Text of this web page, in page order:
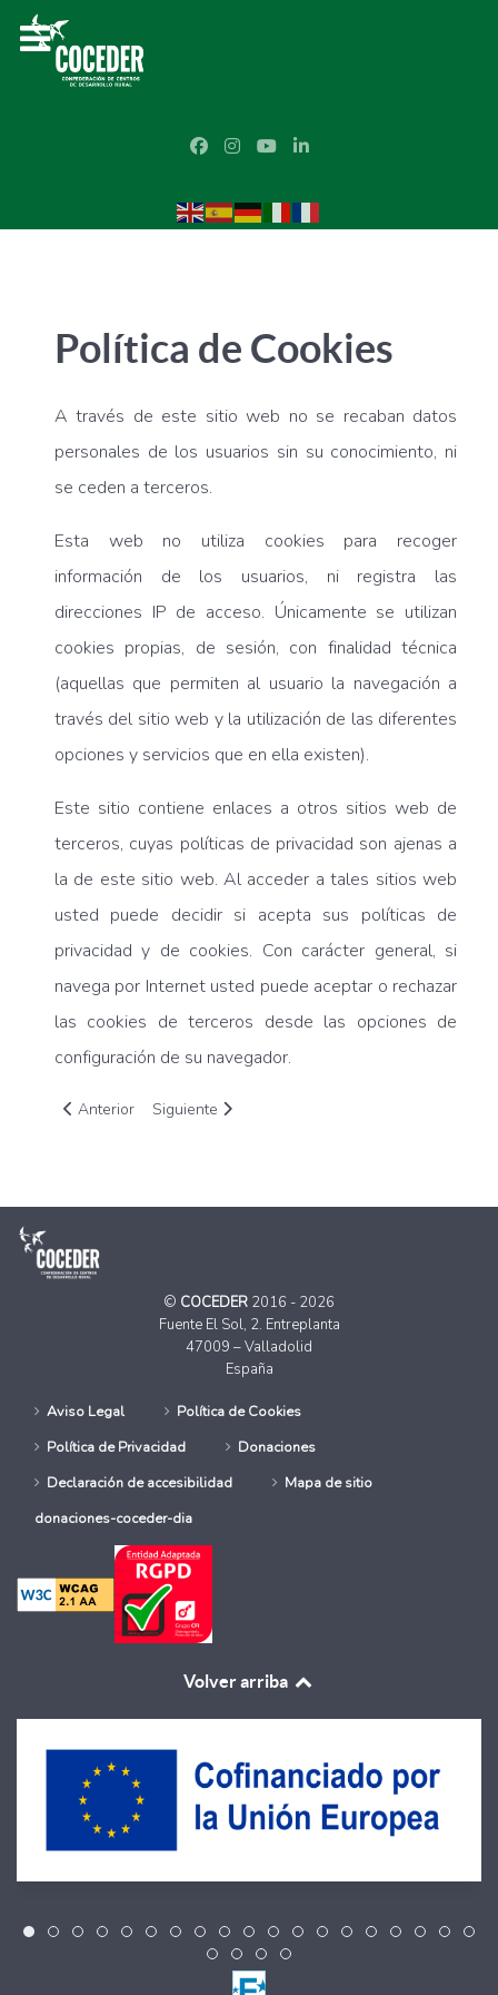
Política de Cookies
A través de este sitio web no se recaban datos
personales de los usuarios sin su conocimiento, ni
se ceden a terceros.
Esta web no utiliza cookies para recoger
información de los usuarios, ni registra las
direcciones IP de acceso. Únicamente se utilizan
cookies propias, de sesión, con finalidad técnica
(aquellas que permiten al usuario la navegación a
través del sitio web y la utilización de las diferentes
opciones y servicios que en ella existen).
Este sitio contiene enlaces a otros sitios web de
terceros, cuyas políticas de privacidad son ajenas a
la de este sitio web. Al acceder a tales sitios web
usted puede decidir si acepta sus políticas de
privacidad y de cookies. Con carácter general, si
navega por Internet usted puede aceptar o rechazar
las cookies de terceros desde las opciones de
configuración de su navegador.
Artículo anterior: Política de Privacidad
Anterior Artículo siguiente: Aviso Legal
Siguiente
© COCEDER 2016 - 2026
Fuente El Sol, 2. Entreplanta
47009 – Valladolid
España
Aviso Legal
Política de Cookies
Política de Privacidad
Donaciones
Declaración de accesibilidad
Mapa de sitio
donaciones-coceder-dia
Volver arriba